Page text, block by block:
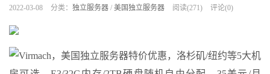
2022-03-08 分类： 独立服务器 / 美国独立服务器 阅读(271) 评论(0)